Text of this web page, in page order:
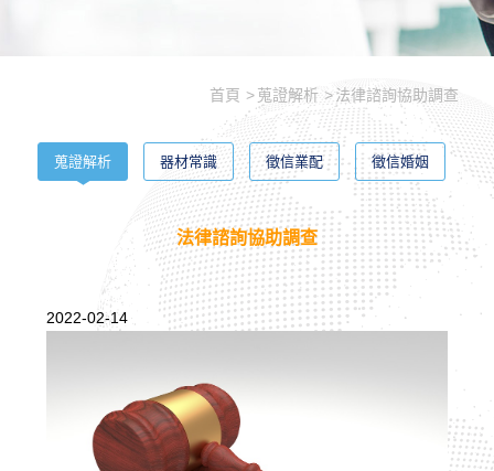
首頁 蒐證解析 法律諮詢協助調查
蒐證解析 器材常識 徵信業配 徵信婚姻
法律諮詢協助調查
2022-02-14